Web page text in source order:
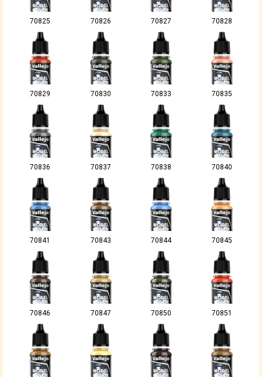
70825 70826 70827 70828
70829 70830 70833 70835
70836 70837 70838 70840
70841 70843 70844 70845
70846 70847 70850 70851